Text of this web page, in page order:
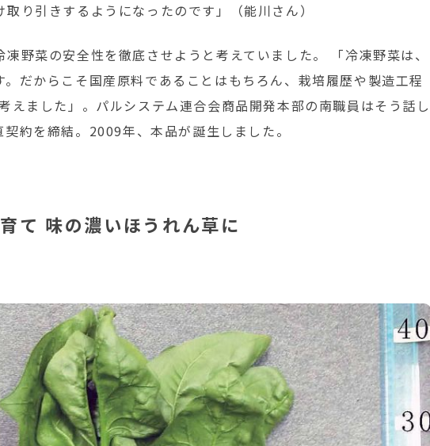
り引きするようになったのです」（能川さん）
野菜の安全性を徹底させようと考えていました。 「冷凍野菜は、
だからこそ国産原料であることはもちろん、栽培履歴や製造工程
えました」。パルシステム連合会商品開発本部の南職員はそう話し
約を締結。2009年、本品が誕生しました。
て 味の濃いほうれん草に